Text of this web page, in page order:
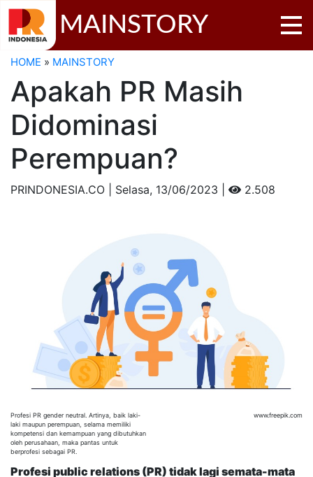
MAINSTORY
HOME » MAINSTORY
Apakah PR Masih
Didominasi
Perempuan?
PRINDONESIA.CO | Selasa, 13/06/2023 | 2.508
Profesi PR gender neutral. Artinya, baik laki-
laki maupun perempuan, selama memiliki
kompetensi dan kemampuan yang dibutuhkan
oleh perusahaan, maka pantas untuk
berprofesi sebagai PR.
www.freepik.com
Profesi public relations (PR) tidak lagi semata-mata